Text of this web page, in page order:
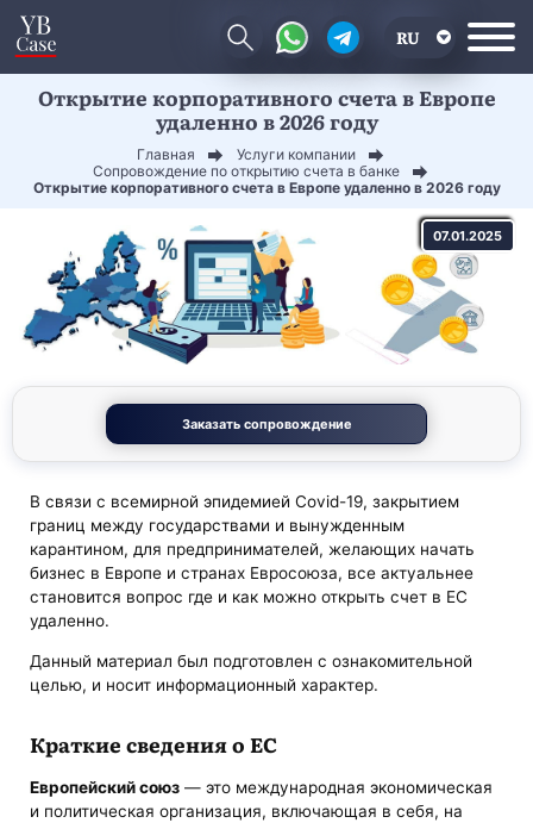
RU
EN
Открытие корпоративного счета в Европе
удаленно в 2026 году
Главная
Услуги компании
Сопровождение по открытию счета в банке
Открытие корпоративного счета в Европе удаленно в 2026 году
07.01.2025
Заказать сопровождение
В связи с всемирной эпидемией Covid-19, закрытием
границ между государствами и вынужденным
карантином, для предпринимателей, желающих начать
бизнес в Европе и странах Евросоюза, все актуальнее
становится вопрос где и как можно открыть счет в ЕС
удаленно.
Данный материал был подготовлен с ознакомительной
целью, и носит информационный характер.
Краткие сведения о ЕС
Европейский союз — это международная экономическая
и политическая организация, включающая в себя, на